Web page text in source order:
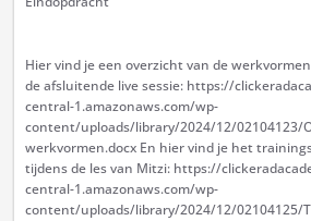
Hier vind je een overzicht van de
de afsluitende live sessie: https://
central-1.amazonaws.com/wp-
content/uploads/library/2024/12/02104123/
werkvormen.docx En hier vind je het
tijdens de les van Mitzi: https://
central-1.amazonaws.com/wp-
content/uploads/library/2024/12/02104125/